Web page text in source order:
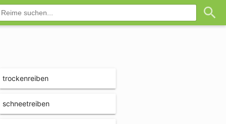
trockenreiben
schneetreiben